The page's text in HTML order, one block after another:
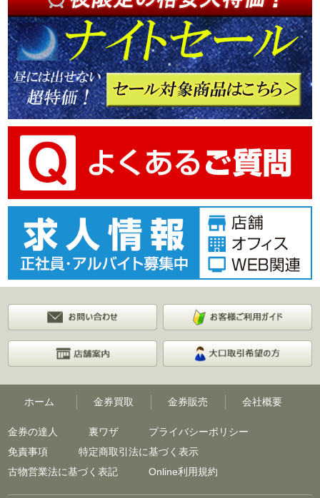
ホーム 金券買取 金券販売 会社概要
金券の達人 裏ワザ
プライバシーポリシー
免責事項
特定商取引法に基づく表示
古物営業法に基づく表記
Online利用規約